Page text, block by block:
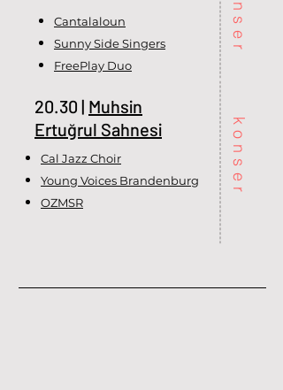
Cantalaloun
Sunny Side Singers
FreePlay Duo
20.30 | Muhsin
Ertuğrul Sahnesi
Cal Jazz Choir
Young Voices Brandenburg
OZMSR
konser